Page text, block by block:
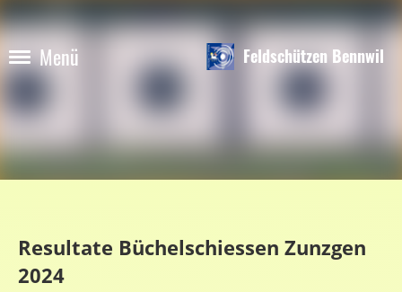
Menü Feldschützen Bennwil
Resultate Büchelschiessen Zunzgen
2024